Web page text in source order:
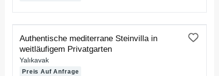
ZUR MIETE
Authentische mediterrane Steinvilla in
weitläufigem Privatgarten
Yalıkavak
Preis Auf Anfrage